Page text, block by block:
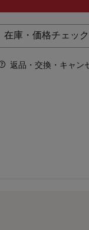
在庫・価格チェック
返品・交換・キャン